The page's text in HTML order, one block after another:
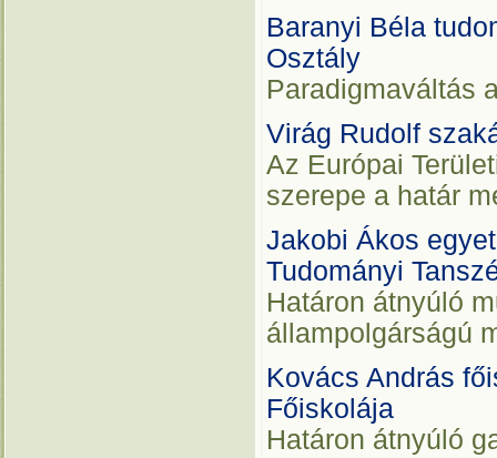
Baranyi Béla
Osztály
Paradigmaváltás
Virág Rudolf
Az Európai
szerepe a határ
Jakobi Ákos
Tudományi
Határon átnyúló
állampolgárságú
Kovács András
Főiskolája
Határon átnyúló